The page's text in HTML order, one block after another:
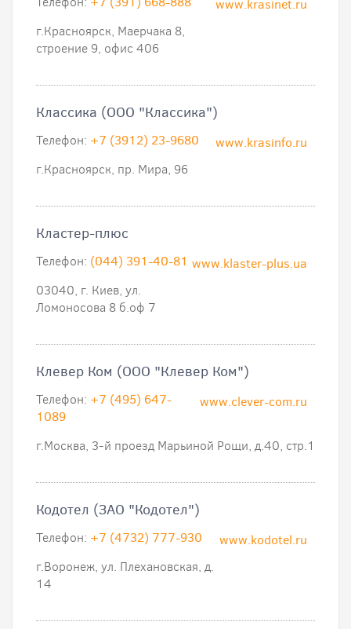
www.krasinet.ru
г.Красноярск, Маерчака 8,
строение 9, офис 406
Классика (ООО "Классика")
www.krasinfo.ru
Телефон: +7 (3912) 23-9680
г.Красноярск, пр. Мира, 96
Кластер-плюс
www.klaster-plus.ua
Телефон: (044) 391-40-81
03040, г. Киев, ул.
Ломоносова 8 б.оф 7
Клевер Ком (ООО "Клевер Ком")
www.clever-com.ru
Телефон: +7 (495) 647-
1089
г.Москва, 3-й проезд Марьиной Рощи, д.40, стр.1
Кодотел (ЗАО "Кодотел")
www.kodotel.ru
Телефон: +7 (4732) 777-930
г.Воронеж, ул. Плехановская, д.
14